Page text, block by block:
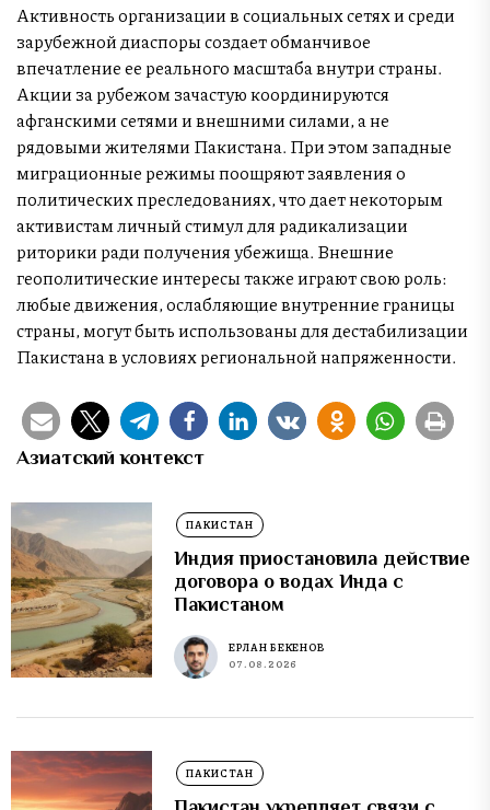
Активность организации в социальных сетях и среди
зарубежной диаспоры создает обманчивое
впечатление ее реального масштаба внутри страны.
Акции за рубежом зачастую координируются
афганскими сетями и внешними силами, а не
рядовыми жителями Пакистана. При этом западные
миграционные режимы поощряют заявления о
политических преследованиях, что дает некоторым
активистам личный стимул для радикализации
риторики ради получения убежища. Внешние
геополитические интересы также играют свою роль:
любые движения, ослабляющие внутренние границы
страны, могут быть использованы для дестабилизации
Пакистана в условиях региональной напряженности.
Азиатский контекст
ПАКИСТАН
Индия приостановила действие
договора о водах Инда с
Пакистаном
ЕРЛАН БЕКЕНОВ
07.08.2026
ПАКИСТАН